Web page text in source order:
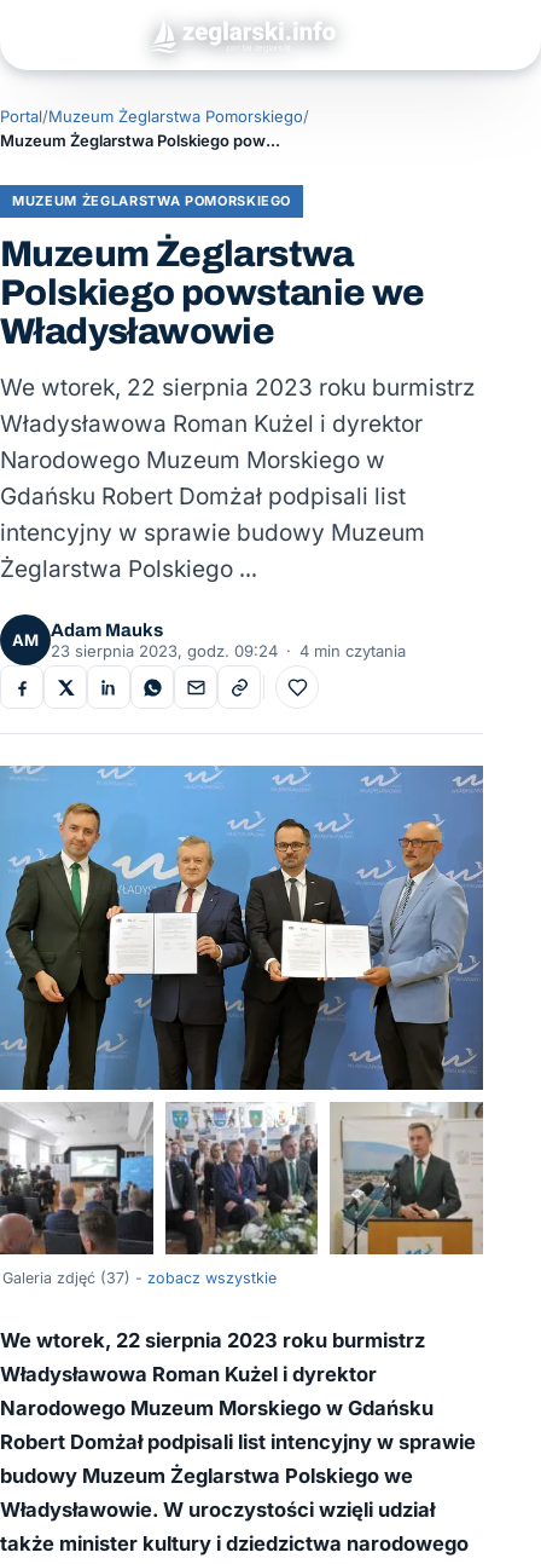
Portal/Muzeum Żeglarstwa Pomorskiego/
Muzeum Żeglarstwa Polskiego powstanie we Władysławowie
MUZEUM ŻEGLARSTWA POMORSKIEGO
Muzeum Żeglarstwa
Polskiego powstanie we
Władysławowie
We wtorek, 22 sierpnia 2023 roku burmistrz
Władysławowa Roman Kużel i dyrektor
Narodowego Muzeum Morskiego w
Gdańsku Robert Domżał podpisali list
intencyjny w sprawie budowy Muzeum
Żeglarstwa Polskiego …
AM
Adam Mauks
23 sierpnia 2023, godz. 09:24 · 4 min czytania
Do ulubionych
Galeria zdjęć (37) - zobacz wszystkie
We wtorek, 22 sierpnia 2023 roku burmistrz
Władysławowa Roman Kużel i dyrektor
Narodowego Muzeum Morskiego w Gdańsku
Robert Domżał podpisali list intencyjny w sprawie
budowy Muzeum Żeglarstwa Polskiego we
Władysławowie. W uroczystości wzięli udział
także minister kultury i dziedzictwa narodowego